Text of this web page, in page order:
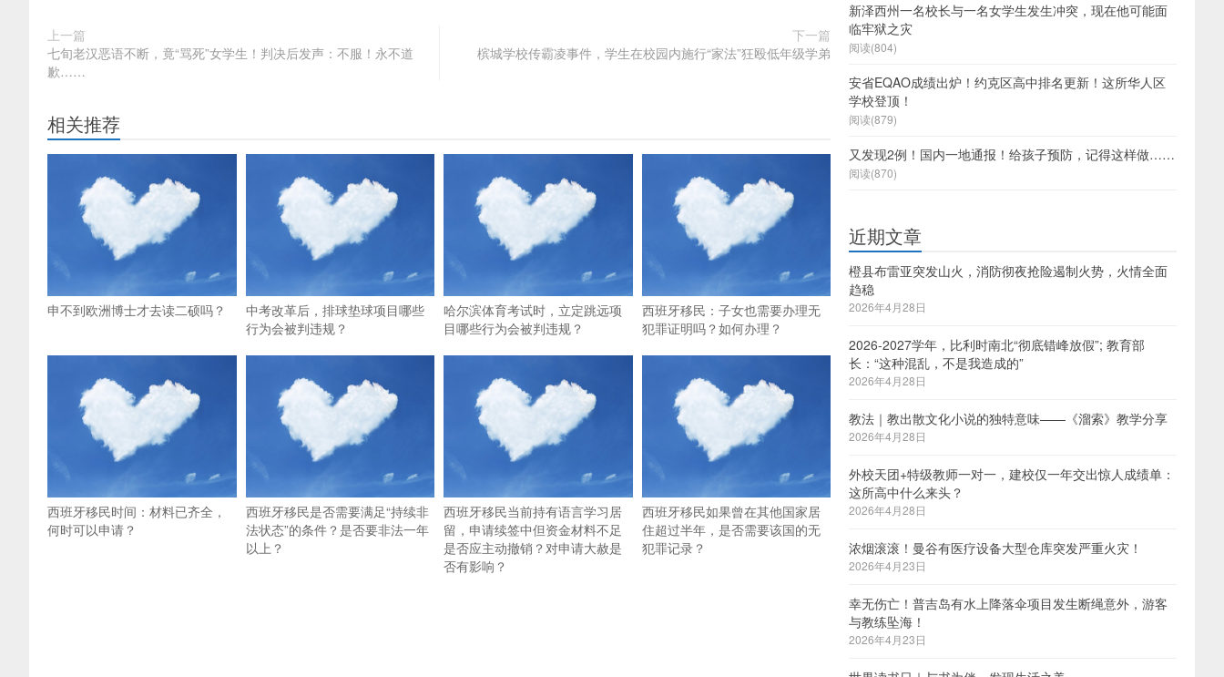
上一篇
七旬老汉恶语不断，竟“骂死”女学生！判决后发声：不服！永不道
歉……
下一篇
槟城学校传霸凌事件，学生在校园内施行“家法”狂殴低年级学弟
相关推荐
申不到欧洲博士才去读二硕吗？
中考改革后，排球垫球项目哪些
行为会被判违规？
哈尔滨体育考试时，立定跳远项
目哪些行为会被判违规？
西班牙移民：子女也需要办理无
犯罪证明吗？如何办理？
西班牙移民时间：材料已齐全，
何时可以申请？
西班牙移民是否需要满足“持续非
法状态”的条件？是否要非法一年
以上？
西班牙移民当前持有语言学习居
留，申请续签中但资金材料不足
是否应主动撤销？对申请大赦是
否有影响？
西班牙移民如果曾在其他国家居
住超过半年，是否需要该国的无
犯罪记录？
新泽西州一名校长与一名女学生发生冲突，现在他可能面
临牢狱之灾
阅读(804)
安省EQAO成绩出炉！约克区高中排名更新！这所华人区
学校登顶！
阅读(879)
又发现2例！国内一地通报！给孩子预防，记得这样做……
阅读(870)
近期文章
橙县布雷亚突发山火，消防彻夜抢险遏制火势，火情全面
趋稳
2026年4月28日
2026-2027学年，比利时南北“彻底错峰放假”; 教育部
长：“这种混乱，不是我造成的”
2026年4月28日
教法｜教出散文化小说的独特意味——《溜索》教学分享
2026年4月28日
外校天团+特级教师一对一，建校仅一年交出惊人成绩单：
这所高中什么来头？
2026年4月28日
浓烟滚滚！曼谷有医疗设备大型仓库突发严重火灾！
2026年4月23日
幸无伤亡！普吉岛有水上降落伞项目发生断绳意外，游客
与教练坠海！
2026年4月23日